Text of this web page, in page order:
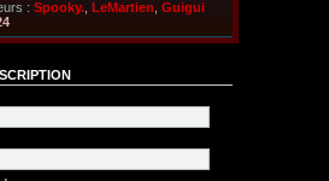
: Spooky. LeMartien Guigui